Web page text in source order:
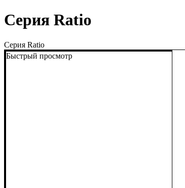
Серия Ratio
Серия Ratio
Быстрый просмотр